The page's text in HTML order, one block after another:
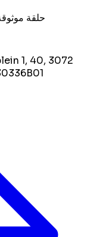
حلقة
1, 40, 3072